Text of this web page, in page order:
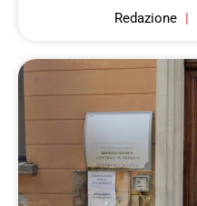
Redazione